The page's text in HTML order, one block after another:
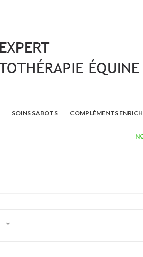
SOINS SABOTS COMPLÉMENTS